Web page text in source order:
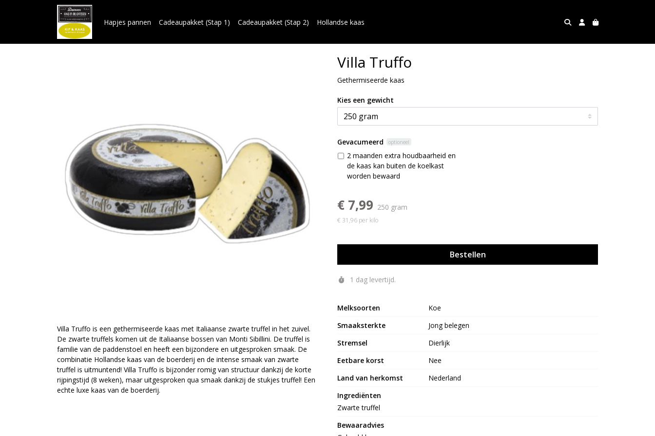
Hapjes pannen Cadeaupakket (Stap 1) Cadeaupakket (Stap 2) Hollandse kaas
Villa Truffo is een gethermiseerde kaas met Italiaanse zwarte truffel in het zuivel.
De zwarte truffels komen uit de Italiaanse bossen van Monti Sibillini. De truffel is
familie van de paddenstoel en heeft een bijzondere en uitgesproken smaak. De
combinatie Hollandse kaas van de boerderij en de intense smaak van zwarte
truffel is uitmuntend! Villa Truffo is bijzonder romig van structuur dankzij de korte
rijpingstijd (8 weken), maar uitgesproken qua smaak dankzij de stukjes truffel! Een
echte luxe kaas van de boerderij.
Villa Truffo
Gethermiseerde kaas
Kies een gewicht
Gevacumeerd optioneel
2 maanden extra houdbaarheid en
de kaas kan buiten de koelkast
worden bewaard
€ 7,99 250 gram
€ 31,96 per kilo
Bestellen
1 dag levertijd.
Melksoorten
Koe
Smaaksterkte
Jong belegen
Stremsel
Dierlijk
Eetbare korst
Nee
Land van herkomst
Nederland
Ingrediënten
Zwarte truffel
Bewaaradvies